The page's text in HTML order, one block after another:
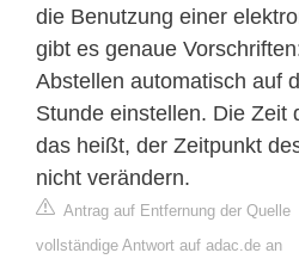
die Benutzung einer
gibt es genaue
Abstellen automatisch auf
Stunde einstellen. Die Zeit
das heißt, der Zeitpunkt
nicht verändern.
Antrag auf Entfernung der Quelle
vollständige Antwort auf adac.de an